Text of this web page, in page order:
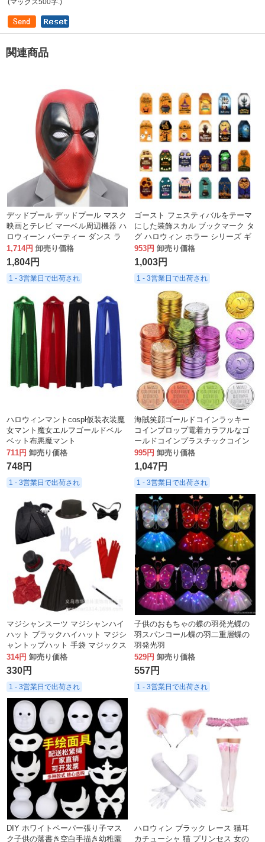
(マックス500字.)
関連商品
デッドプール デッドプール マスク
映画とテレビ マーベル周辺機器 ハ
ロウィーン パーティー ダンス ラ
テックス マスク
1,714円 卸売り価格
1,804円
1 - 3営業日で出荷され
ゴースト フェスティバルをテーマ
にした装飾スカル ブックマーク タ
グ ハロウィン ホラー シリーズ ギ
フト タグ
953円 卸売り価格
1,003円
1 - 3営業日で出荷され
ハロウィンマントcospl仮装衣装魔
女マント魔女エルフゴールドベル
ベット布悪魔マント
711円 卸売り価格
748円
1 - 3営業日で出荷され
海賊笑顔ゴールドコインラッキー
コインプロップ電着カラフルなゴ
ールドコインプラスチックコイン
ハッピーコインクリスマスおもち
ゃコイン
995円 卸売り価格
1,047円
1 - 3営業日で出荷され
マジシャンスーツ マジシャンハイ
ハット ブラックハイハット マジシ
ャントップハット 手袋 マジックス
テッキ マジックハット
314円 卸売り価格
330円
1 - 3営業日で出荷され
子供のおもちゃの蝶の羽発光蝶の
羽スパンコール蝶の羽二重層蝶の
羽発光羽
529円 卸売り価格
557円
1 - 3営業日で出荷され
DIY ホワイトペーパー張り子マス
ク子供の落書き空白手描き幼稚園
ハロウィン ブラック レース 猫耳
カチューシャ 猫 プリンセス 女の